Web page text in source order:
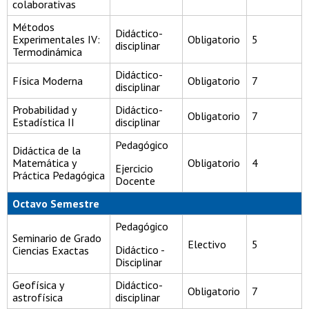
colaborativas
Métodos
Experimentales IV:
Termodinámica
Didáctico-
disciplinar
Obligatorio 5
Física Moderna
Didáctico-
disciplinar
Obligatorio 7
Probabilidad y
Estadística II
Didáctico-
disciplinar
Obligatorio 7
Didáctica de la
Matemática y
Práctica Pedagógica
Pedagógico
Ejercicio
Docente
Obligatorio 4
Octavo Semestre
Seminario de Grado
Ciencias Exactas
Pedagógico
Didáctico -
Disciplinar
Electivo 5
Geofísica y
astrofísica
Didáctico-
disciplinar
Obligatorio 7